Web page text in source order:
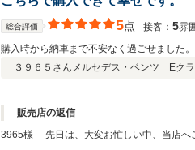
総合評価 5点 接客： 5雰
購入時から納車まで不安なく過ごせました。
３９６５さん メルセデス・ベンツ Eクラ
販売店の返信
3965様 先日は、大変お忙しい中、当店へ